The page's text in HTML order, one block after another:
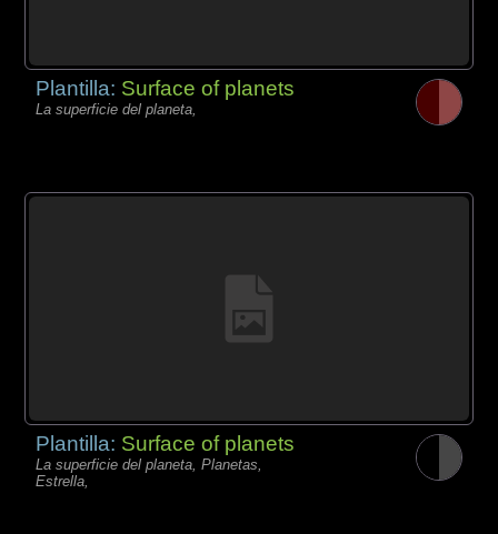
Plantilla: Surface of planets
La superficie del planeta,
Plantilla: Surface of planets
La superficie del planeta, Planetas,
Estrella,